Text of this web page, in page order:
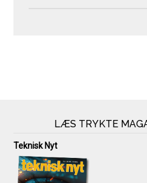
LÆS TRYKTE
Teknisk Nyt